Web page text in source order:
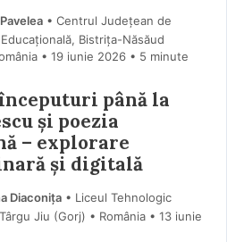
• Centrul Județean de
Bistrița-Năsăud
19 iunie 2026 • 5 minute
până la
și poezia
– explorare
și digitală
Diaconița• Liceul Tehnologic
Jiu (Gorj) • România
13 iunie